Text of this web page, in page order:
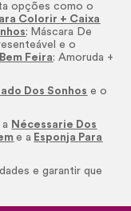
opções como o
Colorir + Caixa
: Máscara De
e o
Feira: Amoruda +
Dos Sonhos e o
Nécessarie Dos
e a Esponja Para
e garantir que